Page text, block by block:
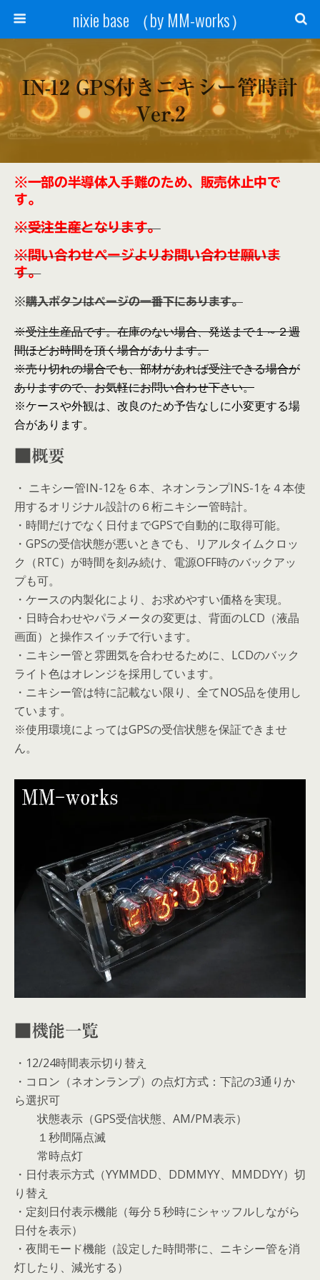
nixie base （by MM-works）
IN-12 GPS付きニキシー管時計
Ver.2
※一部の半導体入手難のため、販売休止中で
す。
※受注生産となります。
※問い合わせページよりお問い合わせ願いま
す。
※購入ボタンはページの一番下にあります。
※受注生産品です。在庫のない場合、発送まで１～２週
間ほどお時間を頂く場合があります。
※売り切れの場合でも、部材があれば受注できる場合が
ありますので、お気軽にお問い合わせ下さい。
※ケースや外観は、改良のため予告なしに小変更する場
合があります。
■概要
・ ニキシー管IN-12を６本、ネオンランプINS-1を４本使
用するオリジナル設計の６桁ニキシー管時計。
・時間だけでなく日付までGPSで自動的に取得可能。
・GPSの受信状態が悪いときでも、リアルタイムクロッ
ク（RTC）が時間を刻み続け、電源OFF時のバックアッ
プも可。
・ケースの内製化により、お求めやすい価格を実現。
・日時合わせやパラメータの変更は、背面のLCD（液晶
画面）と操作スイッチで行います。
・ニキシー管と雰囲気を合わせるために、LCDのバック
ライト色はオレンジを採用しています。
・ニキシー管は特に記載ない限り、全てNOS品を使用し
ています。
※使用環境によってはGPSの受信状態を保証できませ
ん。
■機能一覧
・12/24時間表示切り替え
・コロン（ネオンランプ）の点灯方式：下記の3通りか
ら選択可
状態表示（GPS受信状態、AM/PM表示）
１秒間隔点滅
常時点灯
・日付表示方式（YYMMDD、DDMMYY、MMDDYY）切
り替え
・定刻日付表示機能（毎分５秒時にシャッフルしながら
日付を表示）
・夜間モード機能（設定した時間帯に、ニキシー管を消
灯したり、減光する）